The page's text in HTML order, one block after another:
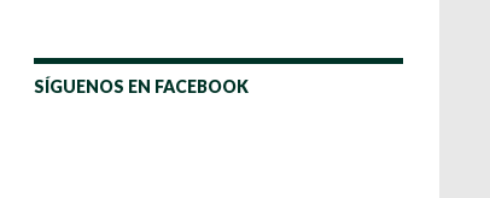
SÍGUENOS EN FACEBOOK